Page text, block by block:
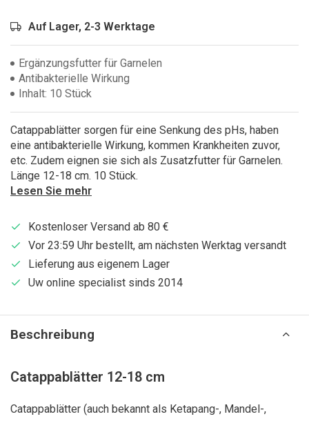
Auf Lager, 2-3 Werktage
Ergänzungsfutter für Garnelen
Antibakterielle Wirkung
Inhalt: 10 Stück
Catappablätter sorgen für eine Senkung des pHs, haben
eine antibakterielle Wirkung, kommen Krankheiten zuvor,
etc. Zudem eignen sie sich als Zusatzfutter für Garnelen.
Länge 12-18 cm. 10 Stück.
Lesen Sie mehr
Kostenloser Versand ab 80 €
Vor 23:59 Uhr bestellt, am nächsten Werktag versandt
Lieferung aus eigenem Lager
Uw online specialist sinds 2014
Beschreibung
Catappablätter 12-18 cm
Catappablätter (auch bekannt als Ketapang-, Mandel-,